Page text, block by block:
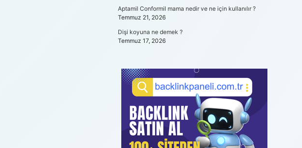
Aptamil Conformil mama nedir ve ne için kullanılır ?
Temmuz 21, 2026
Dişi koyuna ne demek ?
Temmuz 17, 2026